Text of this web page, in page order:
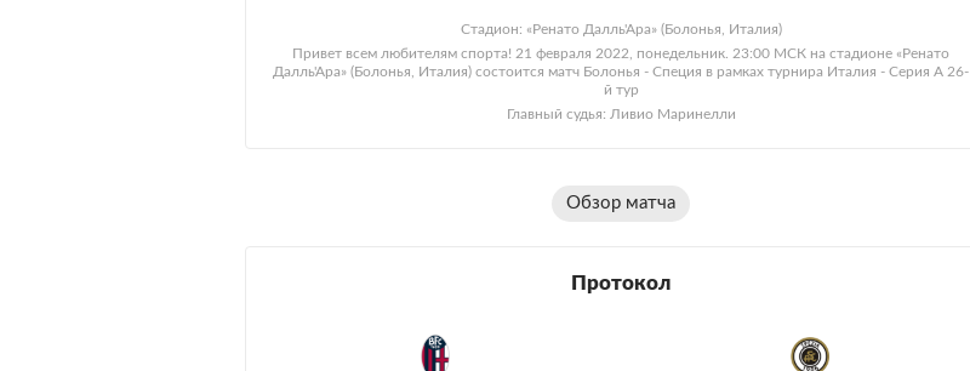
Стадион: «Ренато Далль'Ара» (Болонья, Италия)
Привет всем любителям спорта! 21 февраля 2022, понедельник. 23:00 МСК на стадионе «Ренато
Далль'Ара» (Болонья, Италия) состоится матч Болонья - Специя в рамках турнира Италия - Серия А 26-
й тур
Главный судья: Ливио Маринелли
Обзор матча
Протокол